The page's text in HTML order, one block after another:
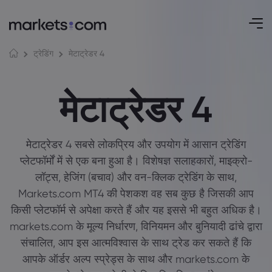
ट्रेडिंग मेटाट्रेडर 4
मेटाट्रेडर 4
मेटाट्रेडर 4 सबसे लोकप्रिय और उपयोग में आसान ट्रेडिंग
प्लेटफॉर्मों में से एक बना हुआ है। विशेषज्ञ सलाहकारों, माइक्रो-
लॉट्स, हेजिंग (बचाव) और वन-क्लिक ट्रेडिंग के साथ,
Markets.com MT4 की पेशकश वह सब कुछ है जिसकी आप
किसी प्लेटफॉर्म से अपेक्षा करते हैं और यह इससे भी बहुत अधिक है।
markets.com के मूल्य निर्धारण, विनियमन और बुनियादी ढांचे द्वारा
संचालित, आप इस आत्मविश्वास के साथ ट्रेड कर सकते हैं कि
आपके ऑर्डर अल्प स्प्रेड्स के साथ और markets.com के